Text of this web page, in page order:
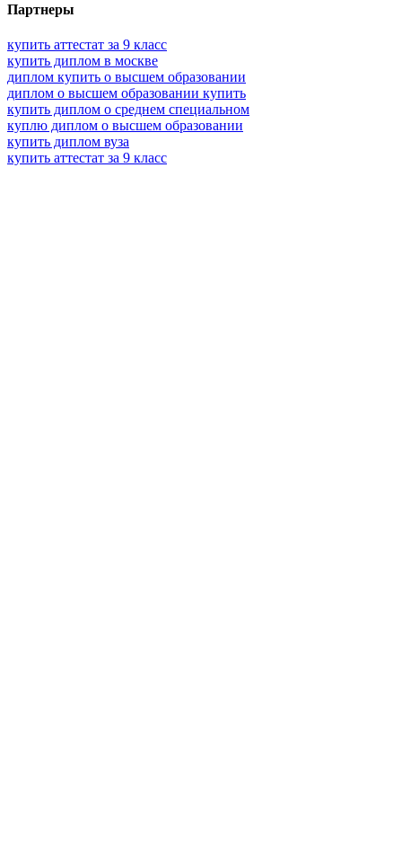
Партнеры
купить аттестат за 9 класс
купить диплом в москве
диплом купить о высшем образовании
диплом о высшем образовании купить
купить диплом о среднем специальном
куплю диплом о высшем образовании
купить диплом вуза
купить аттестат за 9 класс